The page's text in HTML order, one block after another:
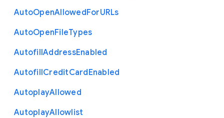
AutoOpenAllowedForURLs
AutoOpenFileTypes
AutofillAddressEnabled
AutofillCreditCardEnabled
AutoplayAllowed
AutoplayAllowlist